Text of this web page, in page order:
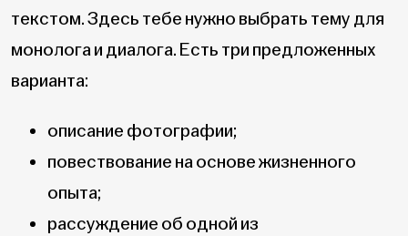
текстом. Здесь тебе нужно выбрать тему для
монолога и диалога. Есть три предложенных
варианта:
описание фотографии;
повествование на основе жизненного
опыта;
рассуждение об одной из